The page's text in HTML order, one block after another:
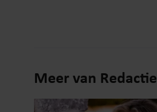
Meer van Redactie